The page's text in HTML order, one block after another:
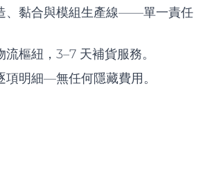
、黏合與模組生產線——單一責任
樞紐，3–7 天補貨服務。
項明細—無任何隱藏費用。